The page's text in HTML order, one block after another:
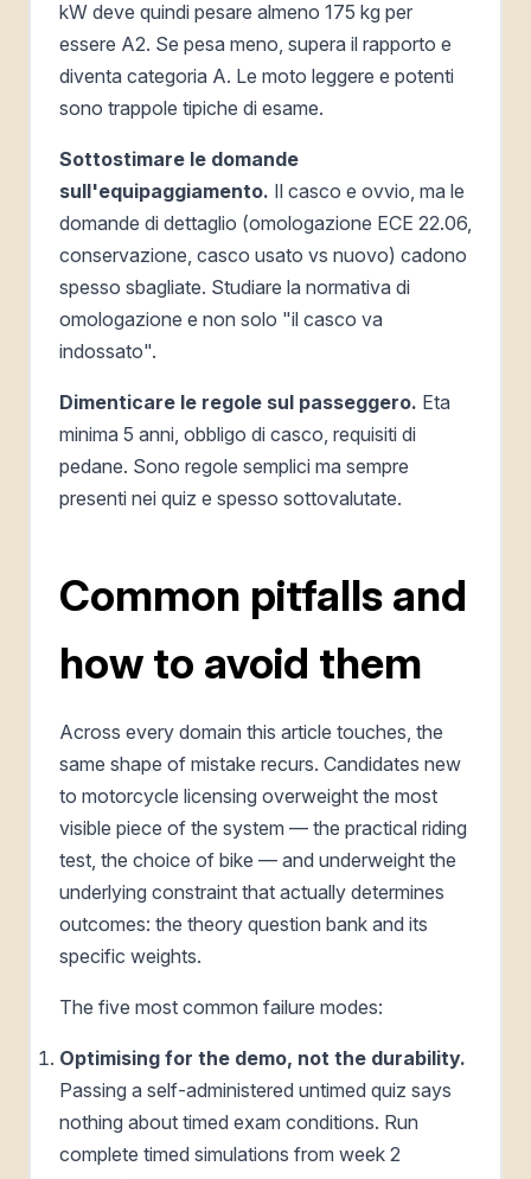
kW deve quindi pesare almeno 175 kg per
essere A2. Se pesa meno, supera il rapporto e
diventa categoria A. Le moto leggere e potenti
sono trappole tipiche di esame.
Sottostimare le domande
sull'equipaggiamento. Il casco e ovvio, ma le
domande di dettaglio (omologazione ECE 22.06,
conservazione, casco usato vs nuovo) cadono
spesso sbagliate. Studiare la normativa di
omologazione e non solo "il casco va
indossato".
Dimenticare le regole sul passeggero. Eta
minima 5 anni, obbligo di casco, requisiti di
pedane. Sono regole semplici ma sempre
presenti nei quiz e spesso sottovalutate.
Common pitfalls and
how to avoid them
Across every domain this article touches, the
same shape of mistake recurs. Candidates new
to motorcycle licensing overweight the most
visible piece of the system — the practical riding
test, the choice of bike — and underweight the
underlying constraint that actually determines
outcomes: the theory question bank and its
specific weights.
The five most common failure modes:
Optimising for the demo, not the durability.
Passing a self-administered untimed quiz says
nothing about timed exam conditions. Run
complete timed simulations from week 2